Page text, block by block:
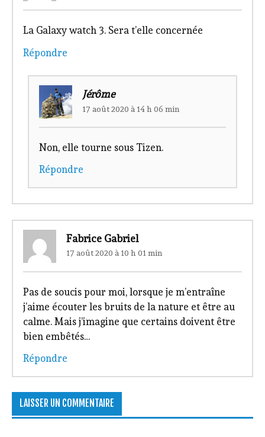
La Galaxy watch 3. Sera t’elle concernée
Répondre
Jérôme
17 août 2020 à 14 h 06 min
Non, elle tourne sous Tizen.
Répondre
Fabrice Gabriel
17 août 2020 à 10 h 01 min
Pas de soucis pour moi, lorsque je m’entraîne
j’aime écouter les bruits de la nature et être au
calme. Mais j’imagine que certains doivent être
bien embêtés…
Répondre
LAISSER UN COMMENTAIRE